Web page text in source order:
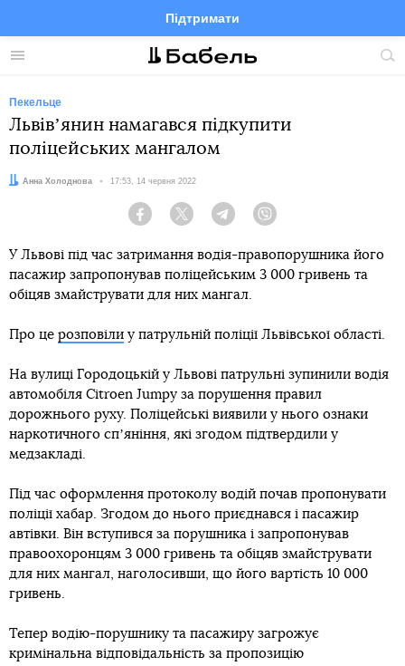
Меню
Підтримати
FacebookTelegramTwitter
Пекельце
Львівʼянин намагався підкупити
поліцейських мангалом
Автор:
Анна Холоднова Дата:
17:53, 14 червня 2022
Facebook Twitter Telegram
У Львові під час затримання водія-правопорушника його
пасажир запропонував поліцейським 3 000 гривень та
обіцяв змайструвати для них мангал.
Про це розповіли у патрульній поліції Львівської області.
На вулиці Городоцькій у Львові патрульні зупинили водія
автомобіля Citroen Jumpy за порушення правил
дорожнього руху. Поліцейські виявили у нього ознаки
наркотичного спʼяніння, які згодом підтвердили у
медзакладі.
Під час оформлення протоколу водій почав пропонувати
поліції хабар. Згодом до нього приєднався і пасажир
автівки. Він вступився за порушника і запропонував
правоохоронцям 3 000 гривень та обіцяв змайструвати
для них мангал, наголосивши, що його вартість 10 000
гривень.
Тепер водію-порушнику та пасажиру загрожує
кримінальна відповідальність за пропозицію